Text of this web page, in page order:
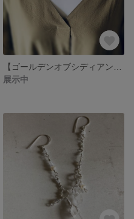
展示中